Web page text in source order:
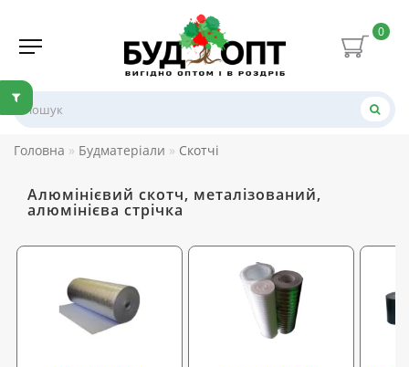
0
Головна Будматеріали Скотчі
Алюмінієвий скотч, металізований,
алюмінієва стрічка